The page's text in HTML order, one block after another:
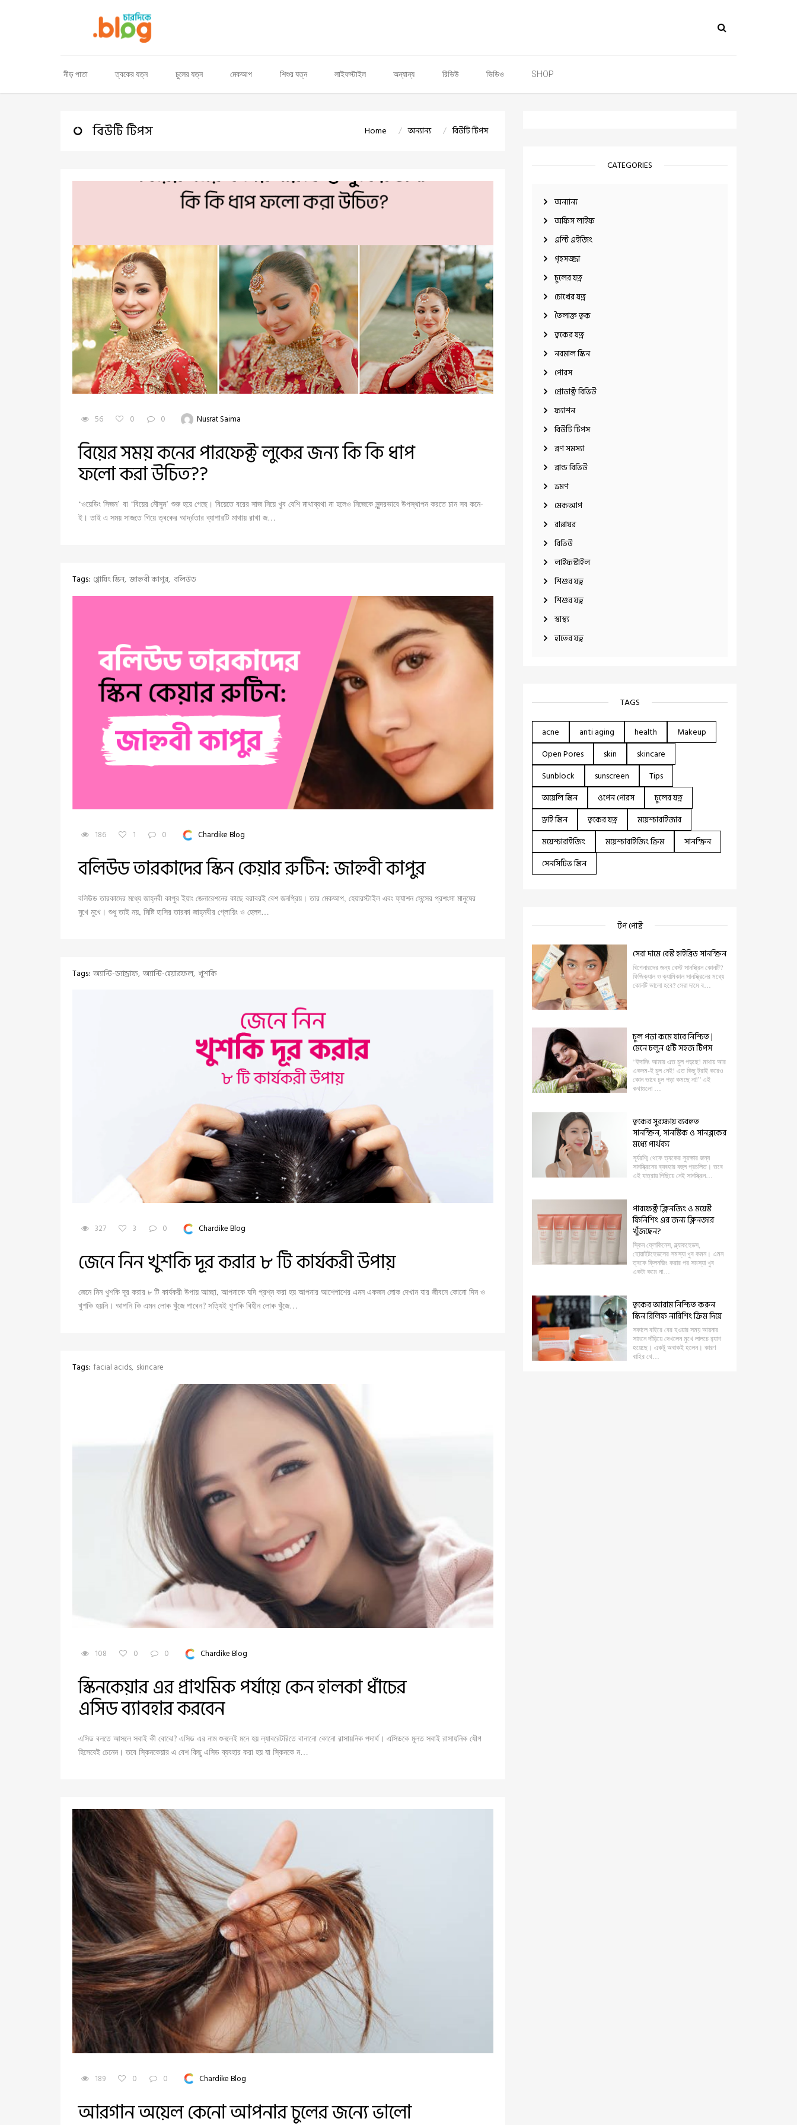
নীড় পাতা ত্বকের যত্ন চুলের যত্ন মেকআপ শিশুর যত্ন লাইফস্টাইল অন্যান্য রিভিউ ভিডিও SHOP
CATEGORIES
অন্যান্য
অফিস লাইফ
এন্টি এইজিং
গৃহসজ্জা
চুলের যত্ন
চোখের যত্ন
তৈলাক্ত ত্বক
ত্বকের যত্ন
নরমাল স্কিন
পোরস
প্রোডাক্ট রিভিউ
ফ্যাশন
বিউটি টিপস
ব্রণ সমস্যা
ব্রান্ড রিভিউ
ভ্রমণ
মেকআপ
রান্নাঘর
রিভিউ
লাইফস্টাইল
শিশুর যত্ন
শিশুর যত্ন
স্বাস্থ্য
হাতের যত্ন
TAGS
acne anti aging health
Makeup
Open Pores
skin
skincare
Sunblock
sunscreen
Tips
অয়েলি স্কিন
ওপেন পোরস
চুলের যত্ন
ড্রাই স্কিন
ত্বকের যত্ন
ময়েশ্চারাইজার
ময়েশ্চারাইজিং
ময়েশ্চারাইজিং ক্রিম
সানস্ক্রিন
সেনসিটিভ স্কিন
টপ পোষ্ট
সেরা দামে বেস্ট হাইব্রিড সানস্ক্রিন
বিগেনারদের জন্য বেস্ট সানস্ক্রিন কোনটি?
ফিজিক্যাল ও ক্যামিকাল সানস্ক্রিনের মধ্যে
কোনটি ভালো হবে? সেরা দামে ব…
চুল পড়া কমে যাবে নিশ্চিত |
মেনে চলুন ৫টি সহজ টিপস
“ইদানিং আমার এত চুল পড়ছে! মাথায় আর
একদম-ই চুল নেই! এত কিছু ট্রাই করেও
কোন ভাবে চুল পড়া কমছে না!” এই
কথাগুলো …
ত্বকের সুরক্ষায় ব্যবহৃত
সানস্ক্রিন, সানস্টিক ও সানব্লকের
মধ্যে পার্থক্য
সূর্যরশ্মি থেকে ত্বকের সুরক্ষার জন্য
সানস্ক্রিনের ব্যবহার বহুল প্রচলিত। তবে
এই যাত্রায় পিছিয়ে নেই সানস্ক্রিন…
পারফেক্ট ক্লিনজিং ও ময়েস্ট
ফিনিশিং এর জন্য ক্লিনজার
খুঁজছেন?
স্কিন ফ্লেকিনেস, ব্ল্যাকহেডস,
হোয়াইটহেডসের সমস্যা খুব কমন। এমন
ত্বকে ক্লিনজিং করার পর সমস্যা খুব
একটা কমে না…
ত্বকের আরাম নিশ্চিত করুন
স্কিন রিলিফ নারিশিং ক্রিম দিয়ে
সকালে বাইরে বের হওয়ার সময় আয়নার
সামনে দাঁড়িয়ে দেখলেন মুখে লালচে র‍্যাশ
হয়েছে। একটু অবাকই হলেন। কারণ
বাহির থে…
Home অন্যান্য বিউটি টিপস
বিউটি টিপস
56 0 0 Nusrat Saima
বিয়ের সময় কনের পারফেক্ট লুকের জন্য কি কি ধাপ
ফলো করা উচিত??
‘ওয়েডিং সিজন’ বা ‘বিয়ের মৌসুম’ শুরু হয়ে গেছে। বিয়েতে বরের সাজ নিয়ে খুব বেশি মাথাব্যথা না হলেও নিজেকে সুন্দরভাবে উপস্থাপন করতে চান সব কনে-
ই। তাই এ সময় সাজতে গিয়ে ত্বকের আর্দ্রতার ব্যাপারটি মাথায় রাখা জ…
Tags: গ্লোয়িং স্কিন জাহ্নবী কাপুর বলিউড
186 1 0 Chardike Blog
বলিউড তারকাদের স্কিন কেয়ার রুটিন: জাহ্নবী কাপুর
বলিউড তারকাদের মধ্যে জাহ্নবী কাপুর ইয়াং জেনারেশনের কাছে বরাবরই বেশ জনপ্রিয়। তার মেকআপ, হেয়ারস্টাইল এবং ফ্যাশন সেন্সের প্রশংসা মানুষের
মুখে মুখে। শুধু তাই নয়, মিষ্টি হাসির তারকা জাহ্নবীর গ্লোয়িং ও হেলদ…
Tags: অ্যান্টি-ড্যান্ড্রাফ অ্যান্টি-হেয়ারফল খুশকি
327 3 0 Chardike Blog
জেনে নিন খুশকি দূর করার ৮ টি কার্যকরী উপায়
জেনে নিন খুশকি দূর করার ৮ টি কার্যকরী উপায় আচ্ছা, আপনাকে যদি প্রশ্ন করা হয় আপনার আশেপাশের এমন একজন লোক দেখান যার জীবনে কোনো দিন ও
খুশকি হয়নি। আপনি কি এমন লোক খুঁজে পাবেন? সত্যিই খুশকি বিহীন লোক খুঁজে…
Tags: facial acids skincare
108 0 0 Chardike Blog
স্কিনকেয়ার এর প্রাথমিক পর্যায়ে কেন হালকা ধাঁচের
এসিড ব্যাবহার করবেন
এসিড বলতে আসলে সবাই কী বোঝে? এসিড এর নাম শুনলেই মনে হয় ল্যাবরেটরিতে বানানো কোনো রাসায়নিক পদার্থ। এসিডকে মূলত সবাই রাসায়নিক যৌগ
হিসেবেই চেনেন। তবে স্কিনকেয়ার এ বেশ কিছু এসিড ব্যবহার করা হয় যা স্কিনকে ন…
189 0 0 Chardike Blog
আরগান অয়েল কেনো আপনার চুলের জন্যে ভালো